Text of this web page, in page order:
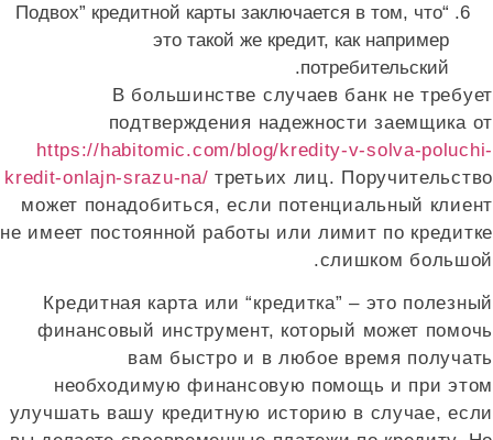
“Подвох” кредитной карты заключается в том, что
это такой же кредит, как например
потребительский.
В большинстве случаев банк не требует
подтверждения надежности заемщика от
https://habitomic.com/blog/kredity-v-solva-poluchi-
kredit-onlajn-srazu-na/ третьих лиц. Поручительство
может понадобиться, если потенциальный клиент
не имеет постоянной работы или лимит по кредитке
слишком большой.
Кредитная карта или “кредитка” – это полезный
финансовый инструмент, который может помочь
вам быстро и в любое время получать
необходимую финансовую помощь и при этом
улучшать вашу кредитную историю в случае, если